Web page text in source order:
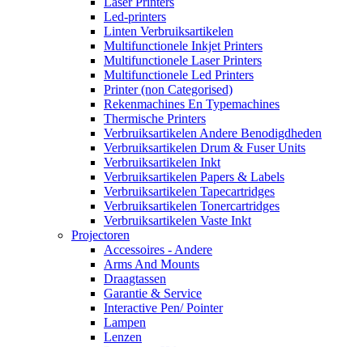
Led-printers
Linten Verbruiksartikelen
Multifunctionele Inkjet Printers
Multifunctionele Laser Printers
Multifunctionele Led Printers
Printer (non Categorised)
Rekenmachines En Typemachines
Thermische Printers
Verbruiksartikelen Andere Benodigdheden
Verbruiksartikelen Drum & Fuser Units
Verbruiksartikelen Inkt
Verbruiksartikelen Papers & Labels
Verbruiksartikelen Tapecartridges
Verbruiksartikelen Tonercartridges
Verbruiksartikelen Vaste Inkt
Projectoren
Accessoires - Andere
Arms And Mounts
Draagtassen
Garantie & Service
Interactive Pen/ Pointer
Lampen
Lenzen